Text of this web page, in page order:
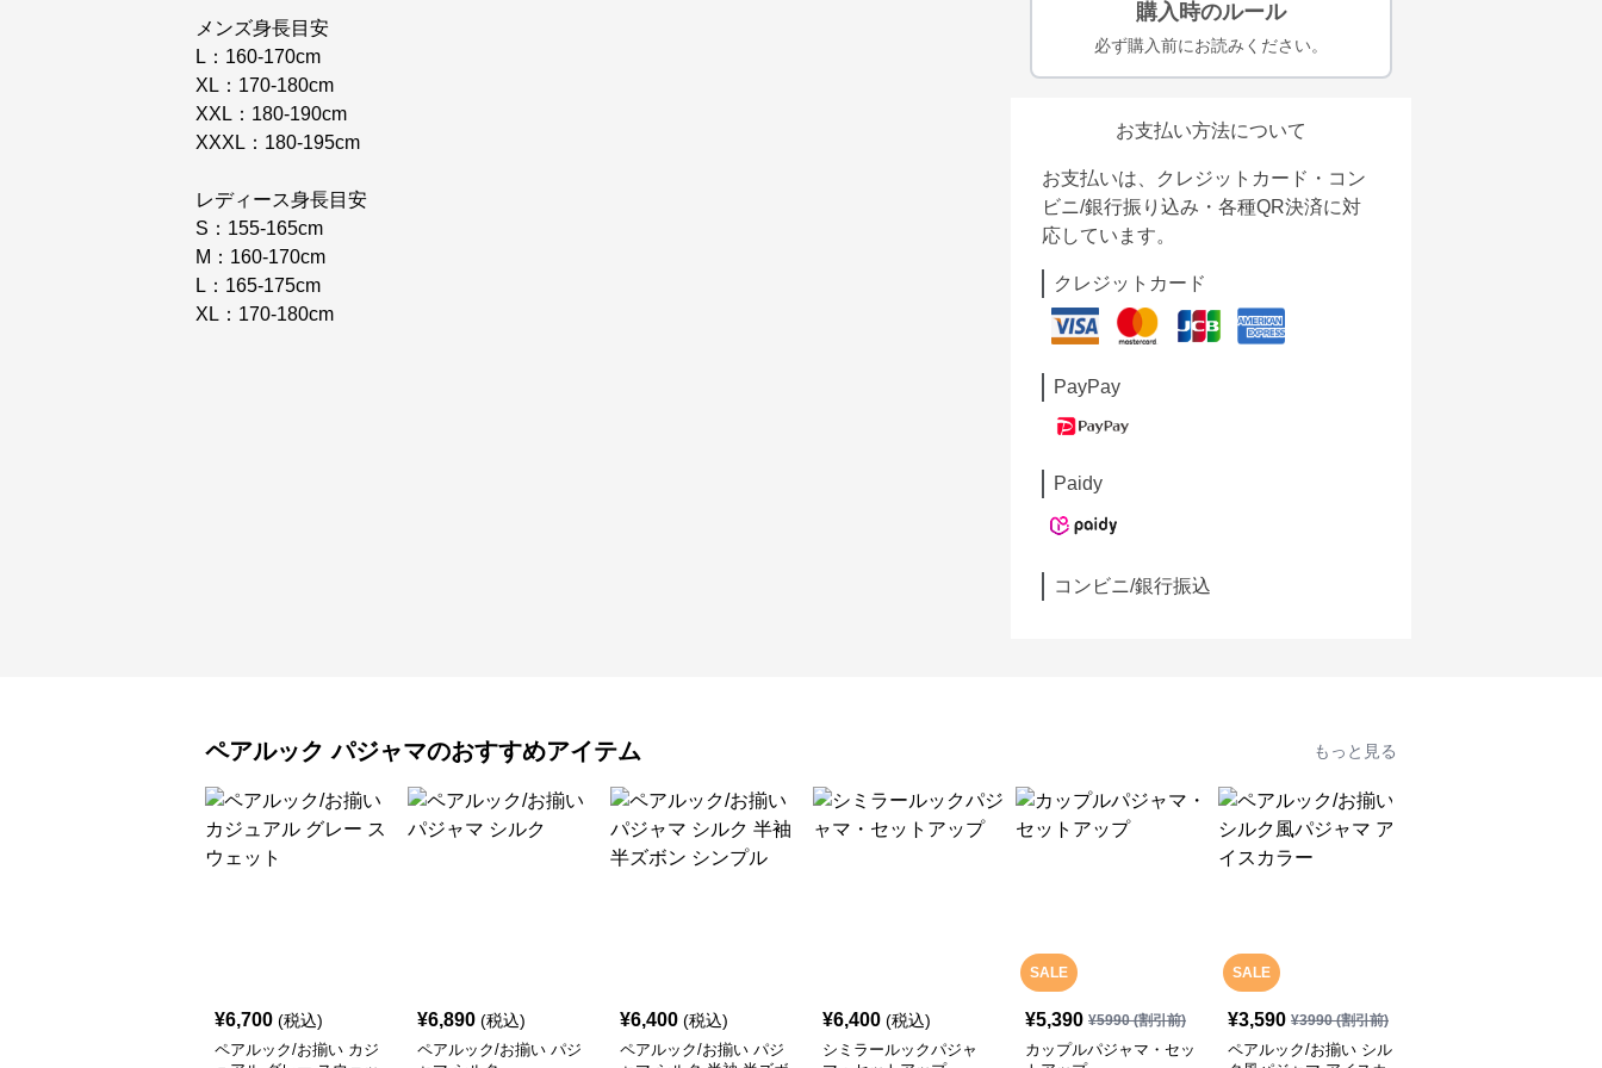
メンズ身長目安
L：160-170cm
XL：170-180cm
XXL：180-190cm
XXXL：180-195cm
レディース身長目安
S：155-165cm
M：160-170cm
L：165-175cm
XL：170-180cm
購入時のルール
必ず購入前にお読みください。
お支払い方法について
お支払いは、クレジットカード・コン
ビニ/銀行振り込み・各種QR決済に対
応しています。
クレジットカード
PayPay
Paidy
コンビニ/銀行振込
ペアルック パジャマのおすすめアイテム もっと見る
¥6,700 (税込)
ペアルック/お揃い カジ
¥6,890 (税込)
ペアルック/お揃い パジ
¥6,400 (税込)
ペアルック/お揃い パジ
¥6,400 (税込)
シミラールックパジャ
SALE
¥5,390 ¥5990(割引前)
カップルパジャマ・セッ
SALE
¥3,590 ¥3990(割引前)
ペアルック/お揃い シル